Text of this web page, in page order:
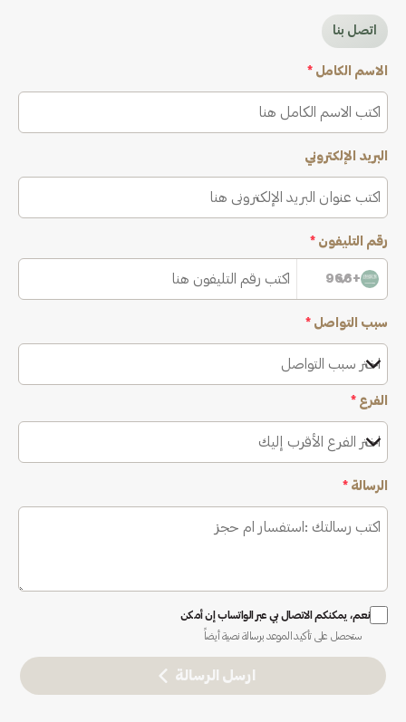
اتصل بنا
الاسم الكامل *
البريد الإلكتروني
رقم التليفون *
+966
سبب التواصل *
اختر سبب التواصل
الفرع *
اختر الفرع الأقرب إليك
الرسالة *
نعم، يمكنكم الاتصال بي عبر الواتساب إن أمكن
ستحصل على تأكيد الموعد برسالة نصية أيضاً
ارسل الرسالة